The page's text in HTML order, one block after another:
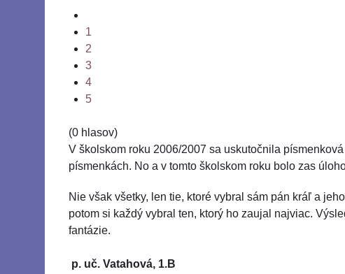
1
2
3
4
5
(0 hlasov)
V školskom roku 2006/2007 sa uskutočnila
písmenkách. No a v tomto školskom roku bolo zas
Nie však všetky, len tie, ktoré vybral sám pán kráľ a
potom si každý vybral ten, ktorý ho zaujal najviac.
fantázie.
p. uč. Vatahová, 1.B